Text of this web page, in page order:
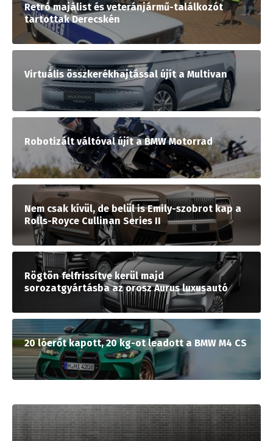
Retró majálist és veteránjármű-találkozót
tartottak Derecskén
Virtuális összkerékhajtással újít a Multivan
Robotizált váltóval újít a BMW Motorrad
Nem csak kívül, de belül is Emily-szobrot kap a
Rolls-Royce Cullinan Series II
Rögtön felfrissítve kerül majd
sorozatgyártásba az orosz Aurus luxusautó
20 lóerőt kapott, 20 kg-ot leadott a BMW M4 CS